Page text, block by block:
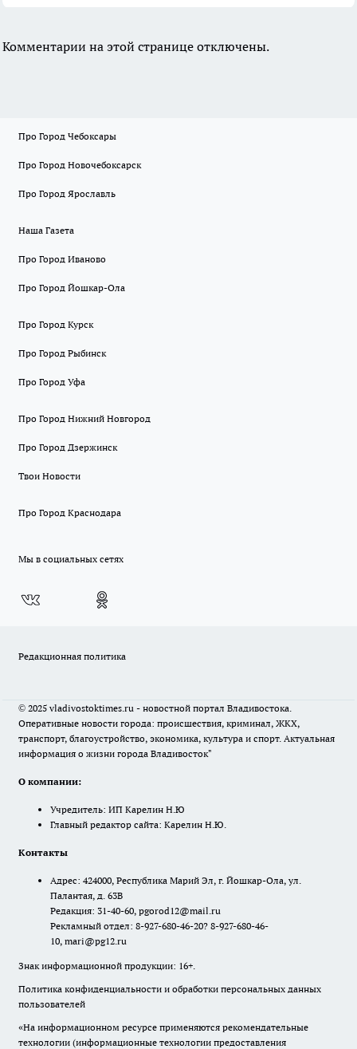
Комментарии на этой странице отключены.
Про Город Чебоксары
Про Город Новочебоксарск
Про Город Ярославль
Наша Газета
Про Город Иваново
Про Город Йошкар-Ола
Про Город Курск
Про Город Рыбинск
Про Город Уфа
Про Город Нижний Новгород
Про Город Дзержинск
Твои Новости
Про Город Краснодара
Мы в социальных сетях
Редакционная политика
© 2025 vladivostoktimes.ru - новостной портал Владивостока.
Оперативные новости города: происшествия, криминал, ЖКХ,
транспорт, благоустройство, экономика, культура и спорт. Актуальная
информация о жизни города Владивосток"
О компании:
Учредитель: ИП Карелин Н.Ю
Главный редактор сайта: Карелин Н.Ю.
Контакты
Адрес: 424000, Республика Марий Эл, г. Йошкар-Ола, ул.
Палантая, д. 63В
Редакция: 31-40-60, pgorod12@mail.ru
Рекламный отдел: 8-927-680-46-20? 8-927-680-46-
10, mari@pg12.ru
Знак информационной продукции: 16+.
Политика конфиденциальности и обработки персональных данных
пользователей
«На информационном ресурсе применяются рекомендательные
технологии (информационные технологии предоставления